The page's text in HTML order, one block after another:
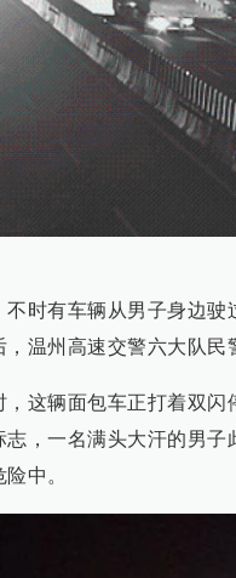
不时有车辆从男子身边
温州高速交警六大队民
，这辆面包车正打着双
志，一名满头大汗的男
中。